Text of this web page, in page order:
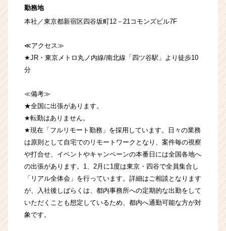
勤務地
本社／東京都新宿区四谷坂町12－21コモンズビル7F
≪アクセス≫
★JR・東京メトロ丸ノ内線/南北線「四ツ谷駅」より徒歩10
分
≪備考≫
★全国に出張があります。
★転勤はありません。
★現在「フルリモート勤務」を採用しています。日々の業務
は原則として自宅でのリモートワークとなり、案件毎の視察
や打合せ、イベントやキャンペーンの本番日には全国各地へ
の出張があります。1、2月に1度は東京・四谷で全員集合し
「リアル全体会」を行っています。詳細はご相談となります
が、入社後しばらくは、都内事務所への定期的な出勤をして
いただくことも想定しているため、都内へ通勤可能な方が対
象です。